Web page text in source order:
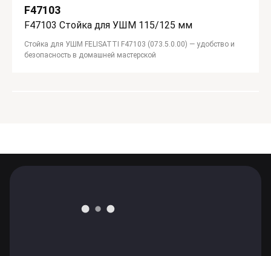
F47103
F47103 Стойка для УШМ 115/125 мм
Стойка для УШМ FELISATTI F47103 (073.5.0.00) — удобство и
безопасность в домашней мастерской